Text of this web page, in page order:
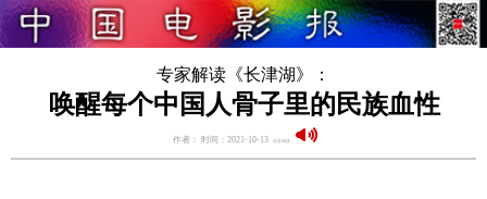
专家解读《长津湖》：
唤醒每个中国人骨子里的民族血性
作者： 时间：2021-10-13